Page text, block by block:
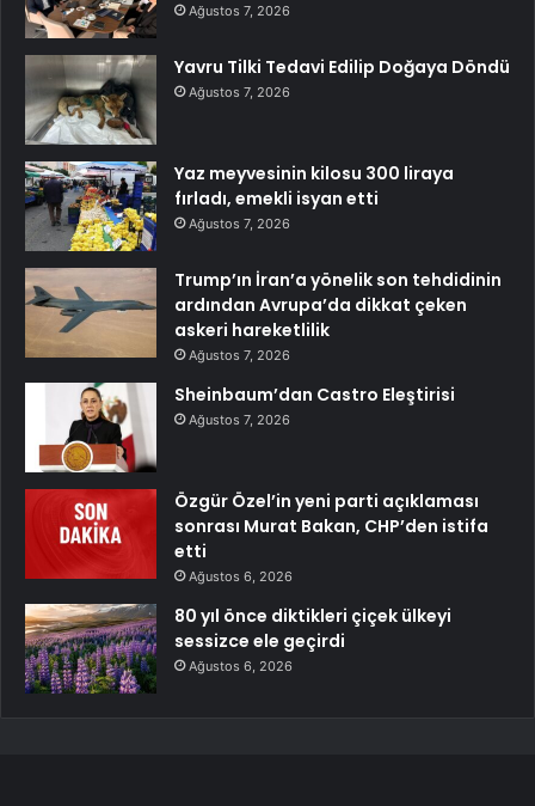
Ağustos 7, 2026
Yavru Tilki Tedavi Edilip Doğaya Döndü
Ağustos 7, 2026
Yaz meyvesinin kilosu 300 liraya
fırladı, emekli isyan etti
Ağustos 7, 2026
Trump’ın İran’a yönelik son tehdidinin
ardından Avrupa’da dikkat çeken
askeri hareketlilik
Ağustos 7, 2026
Sheinbaum’dan Castro Eleştirisi
Ağustos 7, 2026
Özgür Özel’in yeni parti açıklaması
sonrası Murat Bakan, CHP’den istifa
etti
Ağustos 6, 2026
80 yıl önce diktikleri çiçek ülkeyi
sessizce ele geçirdi
Ağustos 6, 2026